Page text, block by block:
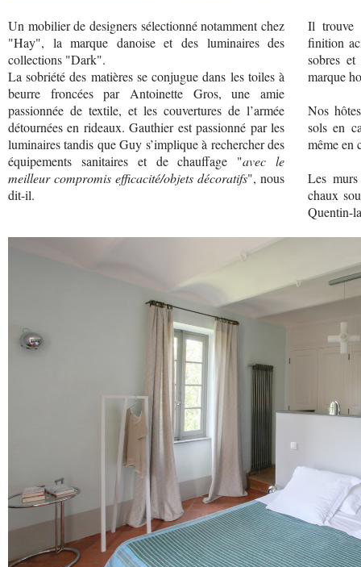
Un mobilier de designers sélectionné notamment chez
"Hay", la marque danoise et des luminaires des
collections "Dark".
La sobriété des matières se conjugue dans les toiles à
beurre froncées par Antoinette Gros, une amie
passionnée de textile, et les couvertures de l’armée
détournées en rideaux. Gauthier est passionné par les
luminaires tandis que Guy s’implique à rechercher des
équipements sanitaires et de chauffage "avec le
meilleur compromis efficacité/objets décoratifs", nous
dit-il.
Il trouve
finition
sobres
marque
Nos
sols en
même en
Les
chaux
Quentin-